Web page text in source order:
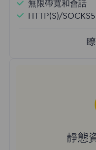
無限帶寬和會話
HTTP(S)/SOCKS5
靜態